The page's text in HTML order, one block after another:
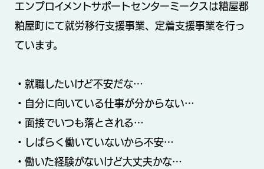
エンプロイメントサポートセンターミークスは糟屋郡
粕屋町にて就労移行支援事業、定着支援事業を行っ
ています。
・就職したいけど不安だな…
・自分に向いている仕事が分からない…
・面接でいつも落とされる…
・しばらく働いていないから不安…
・働いた経験がないけど大丈夫かな…